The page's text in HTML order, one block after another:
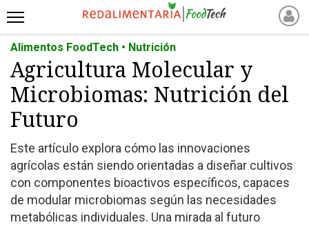
INICIO
NOTICIAS RECIENTES
NOTICIAS
PROTEÍNAS
ANIMAL FREE
FOODTECH
OTROS INGREDIENTES
QUIÉNES SOMOS
Alimentos FoodTech • Nutrición
Agricultura Molecular y
Microbiomas: Nutrición del
Futuro
Este artículo explora cómo las innovaciones
agrícolas están siendo orientadas a diseñar cultivos
con componentes bioactivos específicos, capaces
de modular microbiomas según las necesidades
metabólicas individuales. Una mirada al futuro